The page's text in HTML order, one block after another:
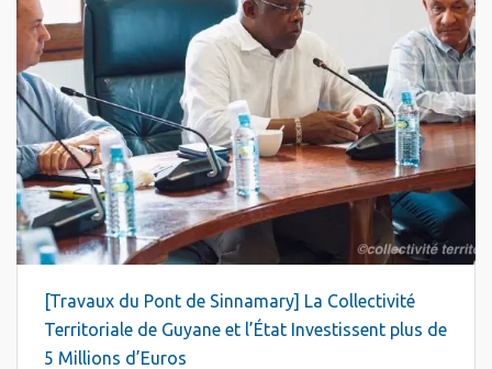
[Travaux du Pont de Sinnamary] La Collectivité
Territoriale de Guyane et l’État Investissent plus de
5 Millions d’Euros